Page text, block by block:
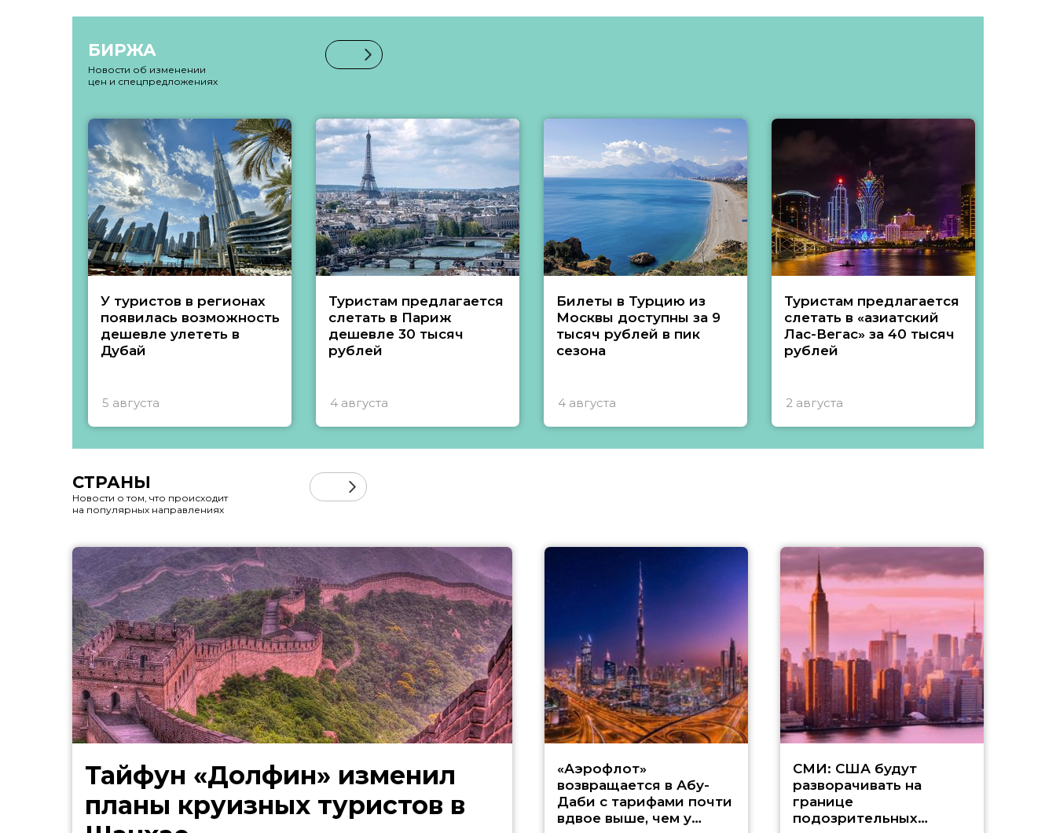
БИРЖА
Новости об изменении
цен и спецпредложениях
У туристов в регионах
появилась возможность
дешевле улететь в
Дубай
5 августа
Туристам предлагается
слетать в Париж
дешевле 30 тысяч
рублей
4 августа
Билеты в Турцию из
Москвы доступны за 9
тысяч рублей в пик
сезона
4 августа
Туристам предлагается
слетать в «азиатский
Лас-Вегас» за 40 тысяч
рублей
2 августа
СТРАНЫ
Новости о том, что происходит
на популярных направлениях
Тайфун «Долфин» изменил
планы круизных туристов в
«Аэрофлот»
возвращается в Абу-
Даби с тарифами почти
вдвое выше, чем у
СМИ: США будут
разворачивать на
границе
подозрительных